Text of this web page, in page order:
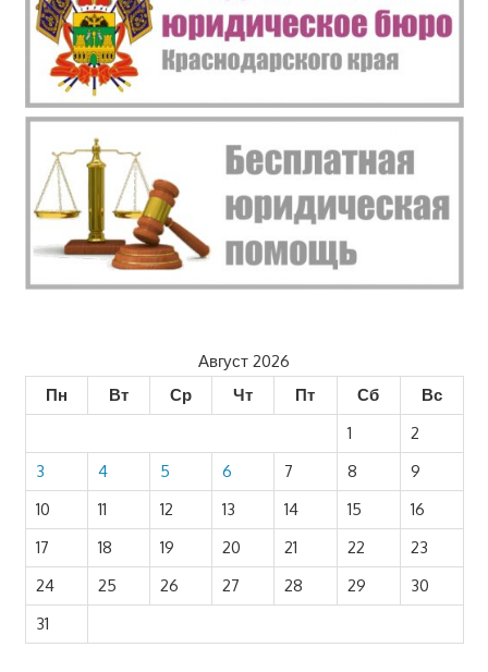
Август 2026
Пн
Вт Ср Чт Пт Сб
Вс
1
2
3
4 5 6 7 8
9
10
11 12 13 14 15
16
17
18 19 20 21 22
23
24
25 26 27 28 29
30
31